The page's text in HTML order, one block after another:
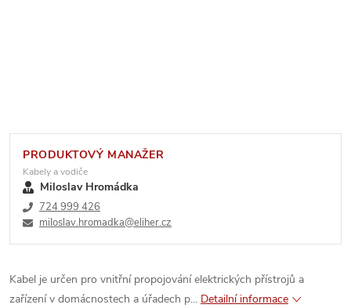
PRODUKTOVÝ MANAŽER
Kabely a vodiče
Miloslav Hromádka
724 999 426
miloslav.hromadka@eliher.cz
Kabel je určen pro vnitřní propojování elektrických přístrojů a
zařízení v domácnostech a úřadech p... Detailní informace